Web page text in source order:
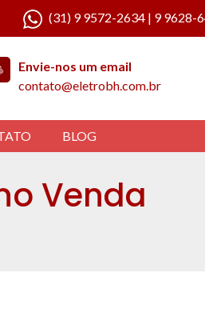
(31) 9 9572-2634 | 9 9628-
Envie-nos um email
contato@eletrobh.com.br
BLOG
Venda